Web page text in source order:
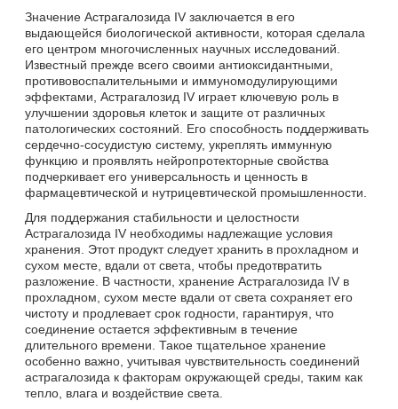
Значение Астрагалозида IV заключается в его
выдающейся биологической активности, которая сделала
его центром многочисленных научных исследований.
Известный прежде всего своими антиоксидантными,
противовоспалительными и иммуномодулирующими
эффектами, Астрагалозид IV играет ключевую роль в
улучшении здоровья клеток и защите от различных
патологических состояний. Его способность поддерживать
сердечно-сосудистую систему, укреплять иммунную
функцию и проявлять нейропротекторные свойства
подчеркивает его универсальность и ценность в
фармацевтической и нутрицевтической промышленности.
Для поддержания стабильности и целостности
Астрагалозида IV необходимы надлежащие условия
хранения. Этот продукт следует хранить в прохладном и
сухом месте, вдали от света, чтобы предотвратить
разложение. В частности, хранение Астрагалозида IV в
прохладном, сухом месте вдали от света сохраняет его
чистоту и продлевает срок годности, гарантируя, что
соединение остается эффективным в течение
длительного времени. Такое тщательное хранение
особенно важно, учитывая чувствительность соединений
астрагалозида к факторам окружающей среды, таким как
тепло, влага и воздействие света.